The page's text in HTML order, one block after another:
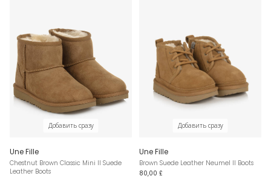
Добавить сразу
Une Fille
Chestnut Brown Classic Mini II Suede
Leather Boots
Добавить сразу
Une Fille
Brown Suede Leather Neumel II Boots
80,00 £